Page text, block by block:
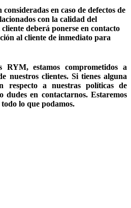
en caso de defectos de
con la calidad del
deberá ponerse en contacto
al cliente de inmediato para
estamos comprometidos a
nuestros clientes. Si tienes alguna
respecto a nuestras políticas de
dudes en contactarnos. Estaremos
lo que podamos.